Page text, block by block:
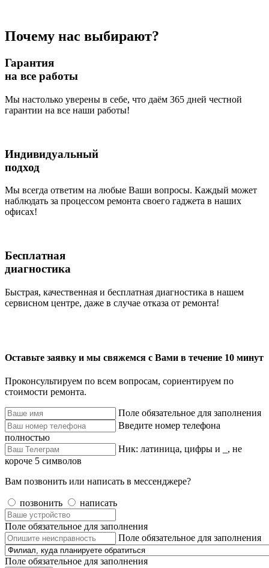
Почему нас выбирают?
Гарантия
на все работы
Мы настолько уверены в себе, что даём 365 дней честной
гарантии на все наши работы!
Индивидуальный
подход
Мы всегда ответим на любые Ваши вопросы. Каждый может
наблюдать за процессом ремонта своего гаджета в наших
офисах!
Бесплатная
диагностика
Быстрая, качественная и бесплатная диагностика в нашем
сервисном центре, даже в случае отказа от ремонта!
Оставьте заявку и мы свяжемся с Вами в течение 10 минут
Проконсультируем по всем вопросам, сориентируем по
стоимости ремонта.
Поле обязательное для заполнения
Введите номер телефона
полностью
Ник: латиница, цифры и _, не
короче 5 символов
Вам позвонить или написать в мессенджере?
позвонить написать
Поле обязательное для заполнения
Поле обязательное для заполнения
Поле обязательное для заполнения